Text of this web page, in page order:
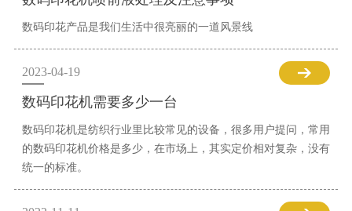
数码印花产品是我们生活中很亮丽的一道风景线
2023-04-19
数码印花机需要多少一台
数码印花机是纺织行业里比较常见的设备，很多用户提问，常用
的数码印花机价格是多少，在市场上，其实定价相对复杂，没有
统一的标准。